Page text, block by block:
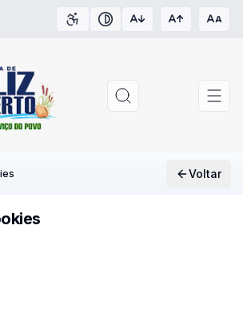
Acessibilidade
Contraste
Voltar